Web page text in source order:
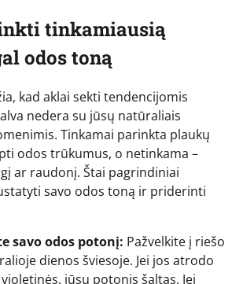
tinkamiausią
odos toną
kad aklai sekti tendencijomis
nedera su jūsų natūraliais
Tinkamai parinkta plaukų
odos trūkumus, o netinkama –
ar raudonį. Štai pagrindiniai
savo odos toną ir priderinti
savo odos potonį: Pažvelkite į riešo
dienos šviesoje. Jei jos atrodo
jūsų potonis šaltas. Jei